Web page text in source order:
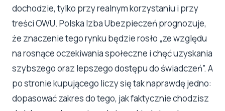
dochodzie, tylko przy realnym korzystaniu i przy
treści OWU. Polska Izba Ubezpieczeń prognozuje,
że znaczenie tego rynku będzie rosło „ze względu
na rosnące oczekiwania społeczne i chęć uzyskania
szybszego oraz lepszego dostępu do świadczeń”. A
po stronie kupującego liczy się tak naprawdę jedno:
dopasować zakres do tego, jak faktycznie chodzisz